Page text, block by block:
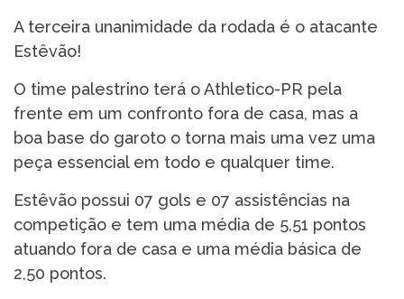
A terceira unanimidade da rodada é o atacante
Estêvão!
O time palestrino terá o Athletico-PR pela
frente em um confronto fora de casa, mas a
boa base do garoto o torna mais uma vez uma
peça essencial em todo e qualquer time.
Estêvão possui 07 gols e 07 assistências na
competição e tem uma média de 5,51 pontos
atuando fora de casa e uma média básica de
2,50 pontos.